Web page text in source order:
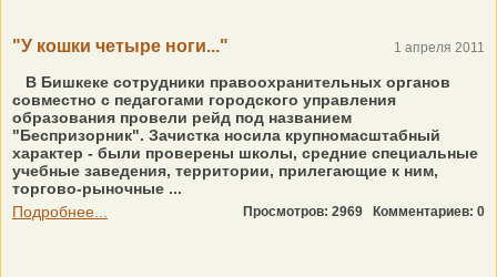
"У кошки четыре ноги..." 1 апреля 2011
В Бишкеке сотрудники правоохранительных органов
совместно с педагогами городского управления
образования провели рейд под названием
"Беспризорник". Зачистка носила крупномасштабный
характер - были проверены школы, средние специальные
учебные заведения, территории, прилегающие к ним,
торгово-рыночные ...
Подробнее...
Просмотров: 2969 Комментариев: 0